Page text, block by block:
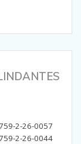
2-26-0057
2-26-0044